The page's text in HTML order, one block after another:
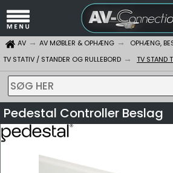
AV AV MØBLER & OPHÆNG
OPHÆNG,
TV STATIV / STANDER OG RULLEBORD
TV STAND
SØG HER
Pedestal Controller Beslag